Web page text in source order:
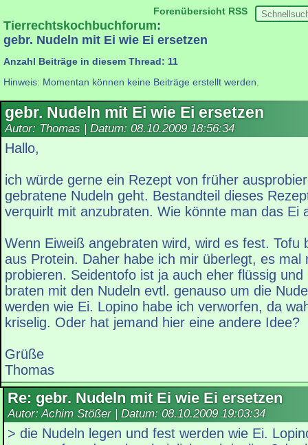
Forenübersicht RSS
Tierrechtskochbuchforum:
gebr. Nudeln mit Ei wie Ei ersetzen
Anzahl Beiträge in diesem Thread: 11
Hinweis: Momentan können keine Beiträge erstellt werden.
gebr. Nudeln mit Ei wie Ei ersetzen
Autor: Thomas | Datum: 08.10.2009 18:56:34
Hallo,
ich würde gerne ein Rezept von früher
gebratene Nudeln geht. Bestandteil dieses
verquirlt mit anzubraten. Wie könnte man das Ei
Wenn Eiweiß angebraten wird, wird es fest. Tofu
aus Protein. Daher habe ich mir überlegt, es mal
probieren. Seidentofo ist ja auch eher flüssig
braten mit den Nudeln evtl. genauso um die
werden wie Ei. Lopino habe ich verworfen, da
kriselig. Oder hat jemand hier eine andere Idee?
Grüße
Thomas
Re: gebr. Nudeln mit Ei wie Ei ersetzen
Autor: Achim Stößer | Datum: 08.10.2009 19:03:34
> die Nudeln legen und fest werden wie Ei.